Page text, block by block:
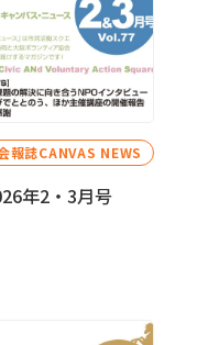
報誌CANVAS NEWS
年2・3月号